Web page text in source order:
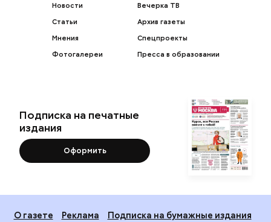
Новости
Статьи
Мнения
Фотогалереи
Вечерка ТВ
Архив газеты
Спецпроекты
Пресса в образовании
Подписка на печатные
издания
Оформить
О газете Реклама
Подписка на бумажные издания